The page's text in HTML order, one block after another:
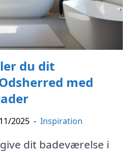
du dit
med
2025 - Inspiration
dit badeværelse i